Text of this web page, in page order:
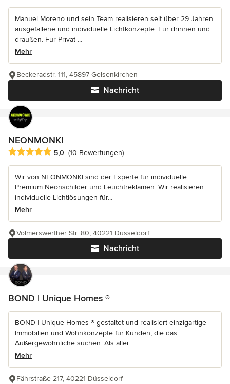
Manuel Moreno und sein Team realisieren seit über 29 Jahren
ausgefallene und individuelle Lichtkonzepte. Für drinnen und
draußen. Für Privat-...
Mehr
Nachricht
Beckeradstr. 111, 45897 Gelsenkirchen
NEONMONKI
Durchschnittliche Bewertung: 5 von 5 Sternen
5,0 (10 Bewertungen)
Wir von NEONMONKI sind der Experte für individuelle
Premium Neonschilder und Leuchtreklamen. Wir realisieren
individuelle Lichtlösungen für...
Mehr
Nachricht
Volmerswerther Str. 80, 40221 Düsseldorf
BOND | Unique Homes ®
BOND | Unique Homes ® gestaltet und realisiert einzigartige
Immobilien und Wohnkonzepte für Kunden, die das
Außergewöhnliche suchen. Als allei...
Mehr
Fährstraße 217, 40221 Düsseldorf